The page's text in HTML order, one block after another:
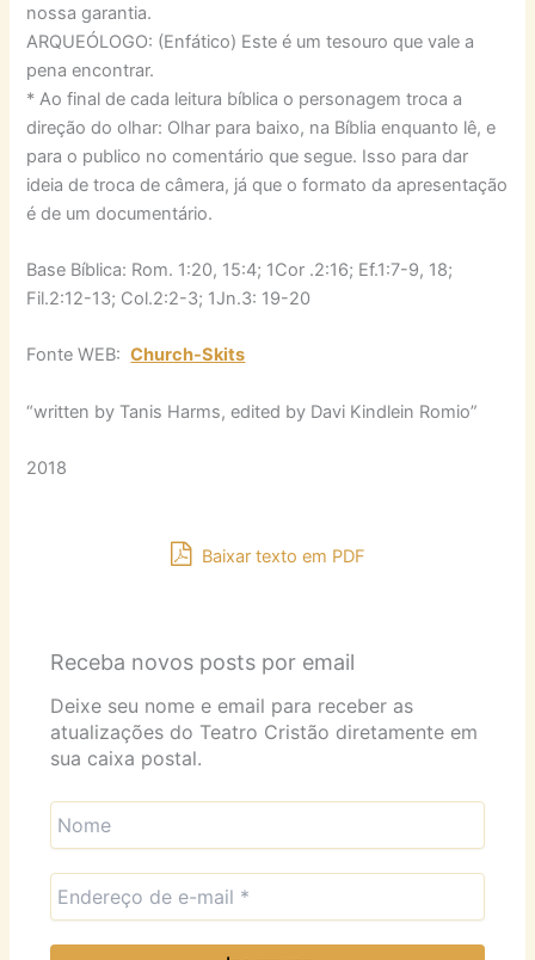
nossa garantia.
ARQUEÓLOGO: (Enfático) Este é um tesouro que vale a
pena encontrar.
* Ao final de cada leitura bíblica o personagem troca a
direção do olhar: Olhar para baixo, na Bíblia enquanto lê, e
para o publico no comentário que segue. Isso para dar
ideia de troca de câmera, já que o formato da apresentação
é de um documentário.
Base Bíblica: Rom. 1:20, 15:4; 1Cor .2:16; Ef.1:7-9, 18;
Fil.2:12-13; Col.2:2-3; 1Jn.3: 19-20
Fonte WEB:Church-Skits
“written by Tanis Harms, edited by Davi Kindlein Romio”
2018
Baixar texto em PDF
Receba novos posts por email
Deixe seu nome e email para receber as
atualizações do Teatro Cristão diretamente em
sua caixa postal.